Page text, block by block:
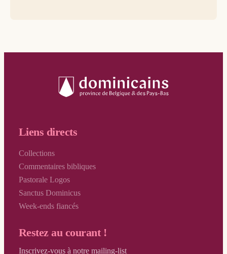
Liens directs
Collections
Commentaires bibliques
Pastorale Logos
Sanctus Dominicus
Week-ends fiancés
Restez au courant !
Inscrivez-vous à notre mailing-list